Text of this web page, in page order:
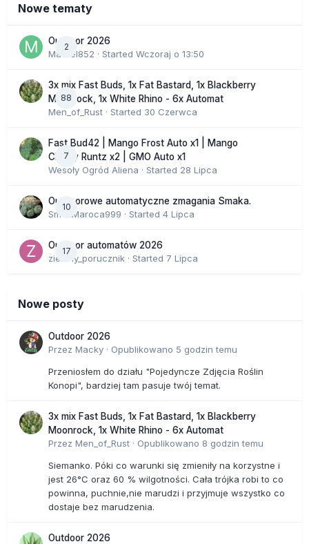
Nowe tematy
2
Outdoor 2026
Marcel852 · Started Wczoraj o 13:50
88
3x mix Fast Buds, 1x Fat Bastard, 1x Blackberry
Moonrock, 1x White Rhino - 6x Automat
Men_of_Rust · Started 30 Czerwca
7
Fast Bud42 | Mango Frost Auto x1 | Mango
Cherry Runtz x2 | GMO Auto x1
Wesoły Ogród Aliena · Started 28 Lipca
10
Outdoorowe automatyczne zmagania Smaka.
SmakMaroca999 · Started 4 Lipca
17
Outdoor automatów 2026
zielony_porucznik · Started 7 Lipca
Nowe posty
Outdoor 2026
Przez Macky · Opublikowano 5 godzin temu
Przeniosłem do działu "Pojedyncze Zdjęcia Roślin
Konopi", bardziej tam pasuje twój temat.
3x mix Fast Buds, 1x Fat Bastard, 1x Blackberry
Moonrock, 1x White Rhino - 6x Automat
Przez Men_of_Rust · Opublikowano 8 godzin temu
Siemanko. Póki co warunki się zmieniły na korzystne i
jest 26°C oraz 60 % wilgotności. Cała trójka robi to co
powinna, puchnie,nie marudzi i przyjmuje wszystko co
dostaje bez marudzenia.
Outdoor 2026